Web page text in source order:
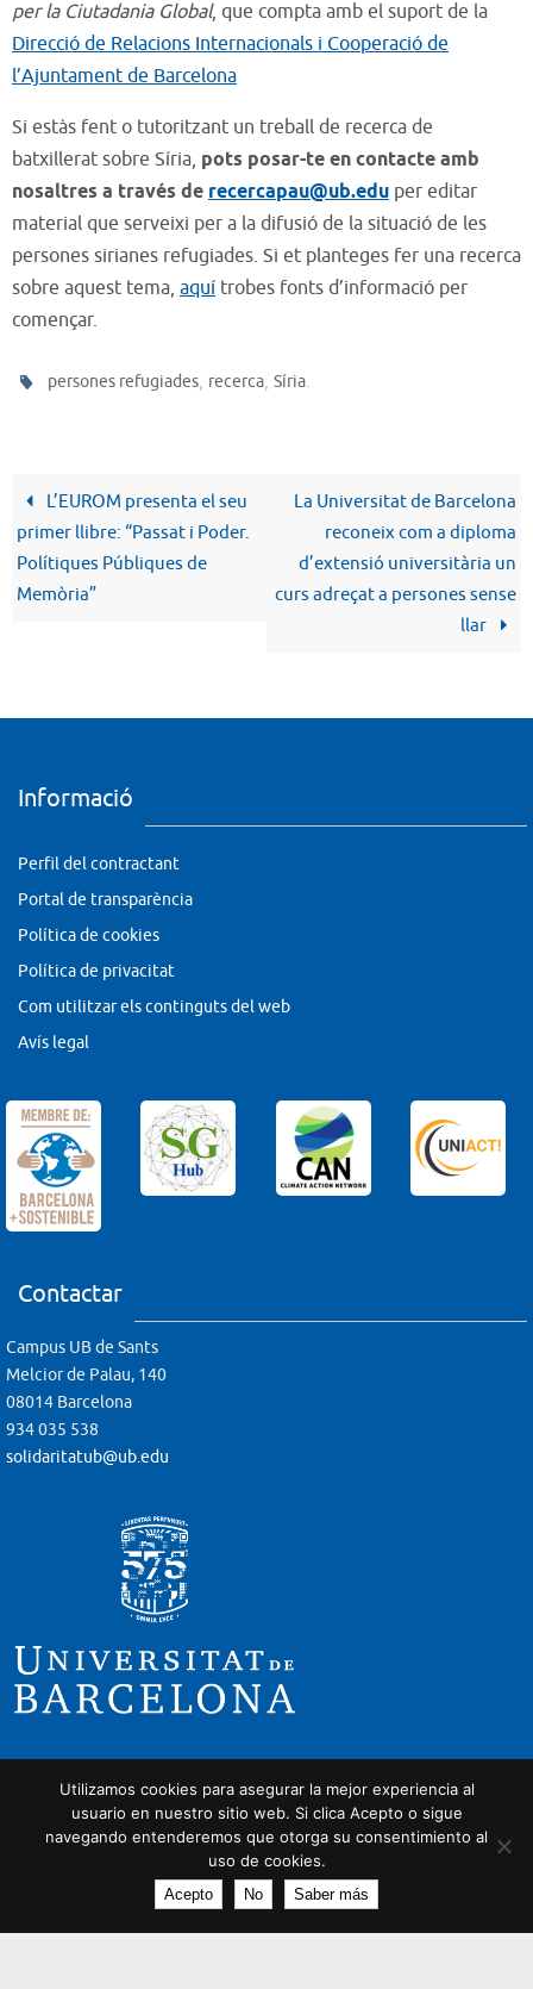
per la Ciutadania Global, que compta amb el suport de la
Direcció de Relacions Internacionals i Cooperació de
l’Ajuntament de Barcelona
Si estàs fent o tutoritzant un treball de recerca de
batxillerat sobre Síria, pots posar-te en contacte amb
nosaltres a través de recercapau@ub.edu per editar
material que serveixi per a la difusió de la situació de les
persones sirianes refugiades. Si et planteges fer una recerca
sobre aquest tema, aquí trobes fonts d’informació per
començar.
persones refugiades, recerca,Síria.
L’EUROM presenta el seu
primer llibre: “Passat i Poder.
Polítiques Públiques de
Memòria”
La Universitat de Barcelona
reconeix com a diploma
d’extensió universitària un
curs adreçat a persones sense
llar
Informació
Perfil del contractant
Portal de transparència
Política de cookies
Política de privacitat
Com utilitzar els continguts del web
Avís legal
Contactar
Campus UB de Sants
Melcior de Palau, 140
08014 Barcelona
934 035 538
solidaritatub@ub.edu
Utilizamos cookies para asegurar la mejor experiencia al
usuario en nuestro sitio web. Si clica Acepto o sigue
navegando entenderemos que otorga su consentimiento al
uso de cookies.
Acepto No Saber más